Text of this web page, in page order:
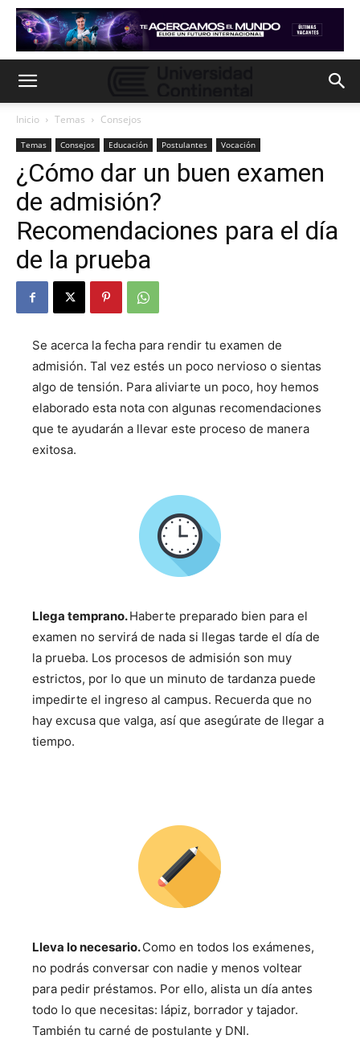
Inicio Temas Consejos
Temas Consejos Educación Postulantes Vocación
¿Cómo dar un buen examen
de admisión?
Recomendaciones para el día
de la prueba
Se acerca la fecha para rendir tu examen de
admisión. Tal vez estés un poco nervioso o sientas
algo de tensión. Para aliviarte un poco, hoy hemos
elaborado esta nota con algunas recomendaciones
que te ayudarán a llevar este proceso de manera
exitosa.
Llega temprano.Haberte preparado bien para el
examen no servirá de nada si llegas tarde el día de
la prueba. Los procesos de admisión son muy
estrictos, por lo que un minuto de tardanza puede
impedirte el ingreso al campus. Recuerda que no
hay excusa que valga, así que asegúrate de llegar a
tiempo.
Lleva lo necesario.Como en todos los exámenes,
no podrás conversar con nadie y menos voltear
para pedir préstamos. Por ello, alista un día antes
todo lo que necesitas: lápiz, borrador y tajador.
También tu carné de postulante y DNI.